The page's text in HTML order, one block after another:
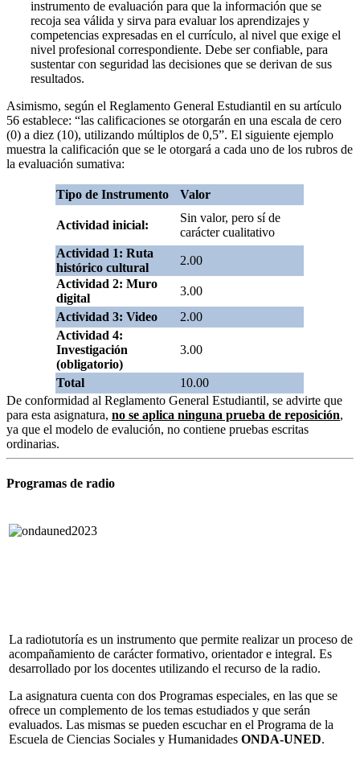
instrumento de evaluación para que la información que se
recoja sea válida y sirva para evaluar los aprendizajes y
competencias expresadas en el currículo, al nivel que exige el
nivel profesional correspondiente. Debe ser confiable, para
sustentar con seguridad las decisiones que se derivan de sus
resultados.
Asimismo, según el Reglamento General Estudiantil en su artículo
56 establece: “las calificaciones se otorgarán en una escala de cero
(0) a diez (10), utilizando múltiplos de 0,5”. El siguiente ejemplo
muestra la calificación que se le otorgará a cada uno de los rubros de
la evaluación sumativa:
Tipo de Instrumento Valor
Actividad inicial:
Sin valor, pero sí de
carácter cualitativo
Actividad 1: Ruta
histórico cultural
2.00
Actividad 2: Muro
digital
3.00
Actividad 3: Video
2.00
Actividad 4:
Investigación
(obligatorio)
3.00
Total
10.00
De conformidad al Reglamento General Estudiantil, se advirte que
para esta asignatura, no se aplica ninguna prueba de reposición,
ya que el modelo de evalución, no contiene pruebas escritas
ordinarias.
Programas de radio
La radiotutoría es un instrumento que permite realizar un proceso de
acompañamiento de carácter formativo, orientador e integral. Es
desarrollado por los docentes utilizando el recurso de la radio.
La asignatura cuenta con dos Programas especiales, en las que se
ofrece un complemento de los temas estudiados y que serán
evaluados. Las mismas se pueden escuchar en el Programa de la
Escuela de Ciencias Sociales y Humanidades ONDA-UNED.